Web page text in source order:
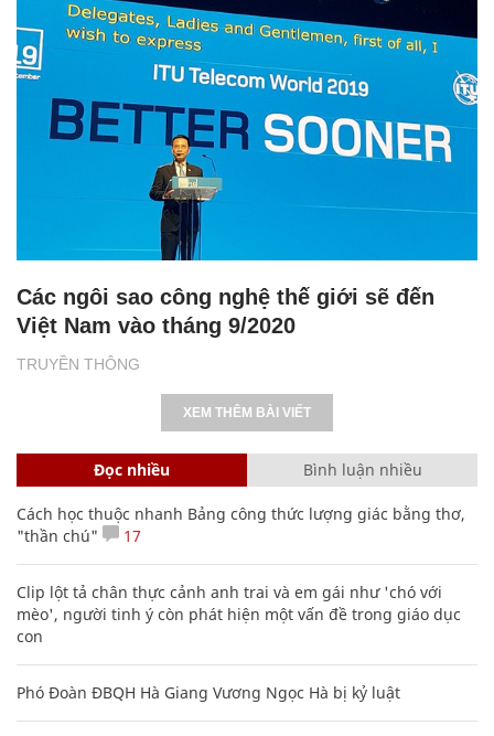
TRUYỀN THÔNG
Các ngôi sao công nghệ thế giới sẽ đến
Việt Nam vào tháng 9/2020
XEM THÊM BÀI VIẾT
Đọc nhiều Bình luận nhiều
Cách học thuộc nhanh Bảng công thức lượng giác bằng thơ,
"thần chú"
17
Clip lột tả chân thực cảnh anh trai và em gái như 'chó với
mèo', người tinh ý còn phát hiện một vấn đề trong giáo dục
con
Phó Đoàn ĐBQH Hà Giang Vương Ngọc Hà bị kỷ luật